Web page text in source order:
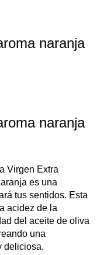
naranja
naranja
Virgen Extra
es una
tus sentidos. Esta
acidez de la
del aceite de oliva
una
deliciosa.